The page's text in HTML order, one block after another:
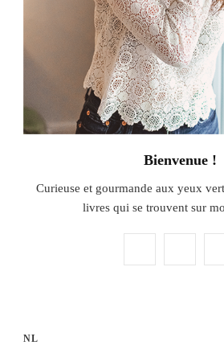
Bienvenue !
Curieuse et gourmande aux yeux
livres qui se trouvent sur
NL